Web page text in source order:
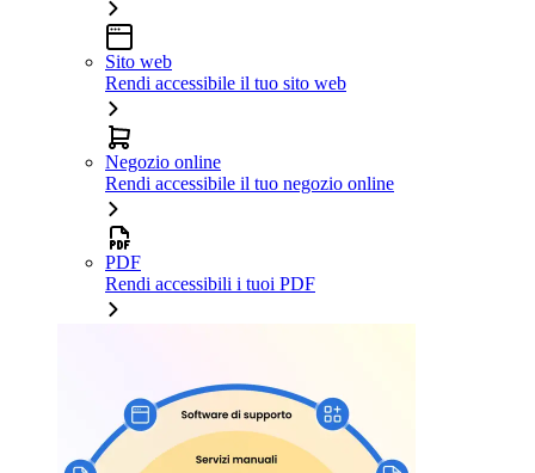
Sito web
Rendi accessibile il tuo sito web
Negozio online
Rendi accessibile il tuo negozio online
PDF
Rendi accessibili i tuoi PDF